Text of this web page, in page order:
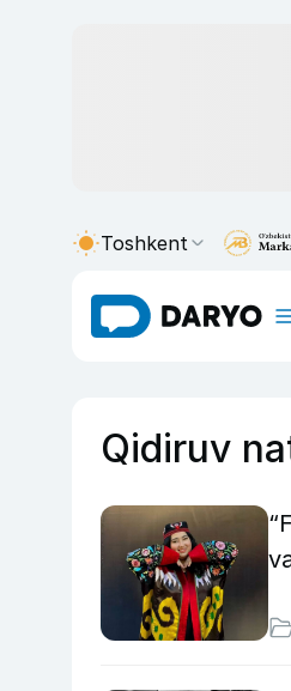
Toshkent
Qidiruv